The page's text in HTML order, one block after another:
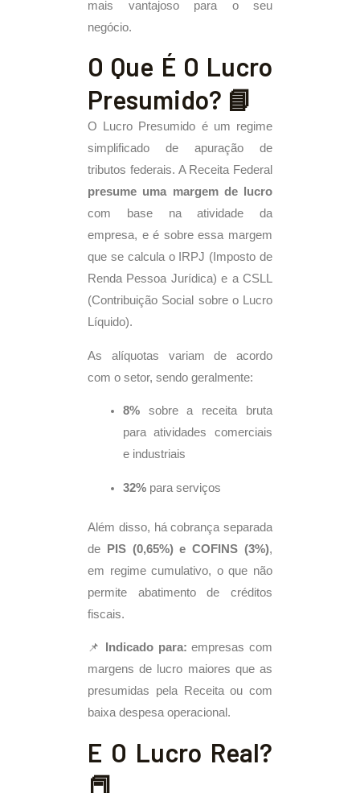
mais vantajoso para o seu
negócio.
O Que É O Lucro
Presumido? 📘
O Lucro Presumido é um regime
simplificado de apuração de
tributos federais. A Receita Federal
presume uma margem de lucro
com base na atividade da
empresa, e é sobre essa margem
que se calcula o IRPJ (Imposto de
Renda Pessoa Jurídica) e a CSLL
(Contribuição Social sobre o Lucro
Líquido).
As alíquotas variam de acordo
com o setor, sendo geralmente:
8%sobre a receita bruta
para atividades comerciais
e industriais
32%para serviços
Além disso, há cobrança separada
de
PIS (0,65%) e COFINS (3%),
em regime cumulativo, o que não
permite abatimento de créditos
fiscais.
📌 Indicado para: empresas com
margens de lucro maiores que as
presumidas pela Receita ou com
baixa despesa operacional.
E O Lucro Real?
📕